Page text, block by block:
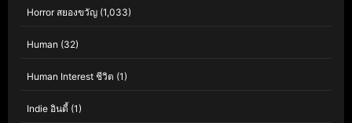
Horror สยองขวัญ (1,033)
Human (32)
Human Interest ชีวิต (1)
Indie อินดี้ (1)